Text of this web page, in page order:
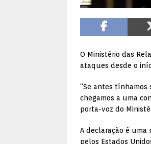
O Ministério das
ataques desde o
“Se antes tínhamos
chegamos a uma
porta-voz do
A declaração é uma
pelos Estados